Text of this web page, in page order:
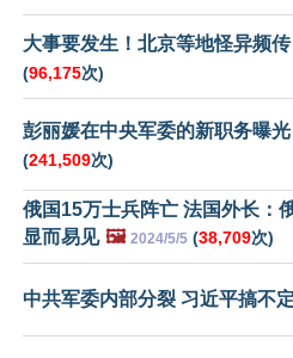
大事要发生！北京等地怪异频传
(96,175次)
彭丽媛在中央军委的新职务曝光
(241,509次)
俄国15万士兵阵亡 法国外长：
显而易见 🖼️ 2024/5/5 (38,709次)
中共军委内部分裂 习近平搞不